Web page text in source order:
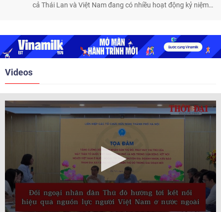
cả Thái Lan và Việt Nam đang có nhiều hoạt động kỷ niệm
giao Bhichai Rattakul, được giao nhiệm vụ cải thiện quan hệ
của Thái Lan với các nước láng giềng, trong đó có Việt Nam.
Với một trái tim chân thành và thiện chí, ông Bhichai
Videos